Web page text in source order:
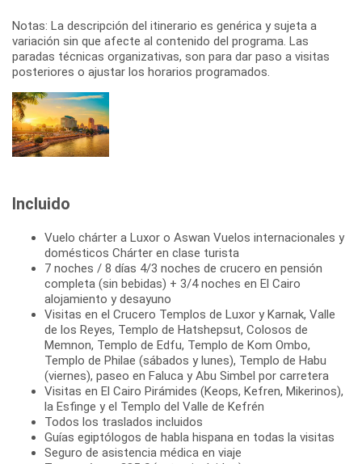
Notas: La descripción del itinerario es genérica y sujeta a
variación sin que afecte al contenido del programa. Las
paradas técnicas organizativas, son para dar paso a visitas
posteriores o ajustar los horarios programados.
Incluido
Vuelo chárter a Luxor o Aswan Vuelos internacionales y
domésticos Chárter en clase turista
7 noches / 8 días 4/3 noches de crucero en pensión
completa (sin bebidas) + 3/4 noches en El Cairo
alojamiento y desayuno
Visitas en el Crucero Templos de Luxor y Karnak, Valle
de los Reyes, Templo de Hatshepsut, Colosos de
Memnon, Templo de Edfu, Templo de Kom Ombo,
Templo de Philae (sábados y lunes), Templo de Habu
(viernes), paseo en Faluca y Abu Simbel por carretera
Visitas en El Cairo Pirámides (Keops, Kefren, Mikerinos),
la Esfinge y el Templo del Valle de Kefrén
Todos los traslados incluidos
Guías egiptólogos de habla hispana en todas la visitas
Seguro de asistencia médica en viaje